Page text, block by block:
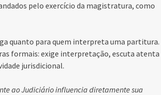
pelo exercício da magistratura, como
quanto para quem interpreta uma partitura.
formais: exige interpretação, escuta atenta
jurisdicional.
ao Judiciário influencia diretamente sua